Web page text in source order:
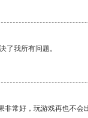
了我所有问题。
非常好，玩游戏再也不会